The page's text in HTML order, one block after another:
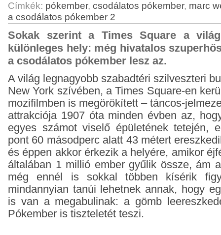
Címkék: pókember, csodálatos pókember, marc
a csodálatos pókember 2
Sokak szerint a Times Square a
különleges hely: még hivatalos
a csodálatos pókember lesz az.
A világ legnagyobb szabadtéri szilveszteri
New York szívében, a Times Square-en
mozifilmben is megörökített – táncos-
attrakciója 1907 óta minden évben az,
egyes számot viselő épületének tetején,
pont 60 másodperc alatt 43 métert
és éppen akkor érkezik a helyére, amikor
általában 1 millió ember gyűlik össze, ám
még ennél is sokkal többen kísérik
mindannyian tanúi lehetnek annak, hogy
is van a megabulinak: a gömb
Pókember is tiszteletét teszi.